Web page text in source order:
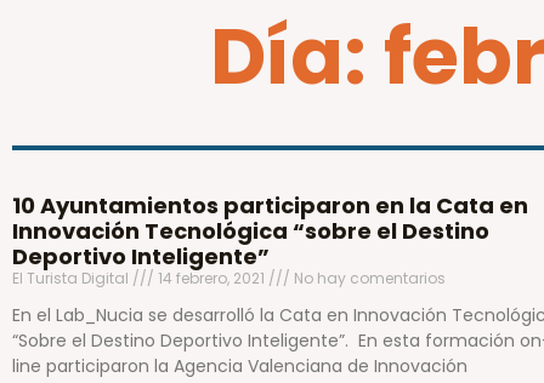
Día:
10 Ayuntamientos participaron en la Cata en
Innovación Tecnológica “sobre el Destino
Deportivo Inteligente”
El Turista Digital 14 febrero, 2021 No hay comentarios
En el Lab_Nucia se desarrolló la Cata en Innovación
“Sobre el Destino Deportivo Inteligente”. En esta formación
line participaron la Agencia Valenciana de Innovación